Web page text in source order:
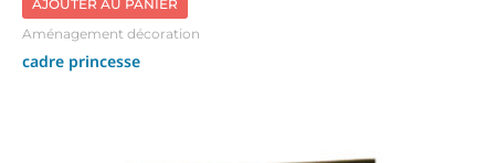
AJOUTER AU PANIER
Aménagement décoration
cadre princesse